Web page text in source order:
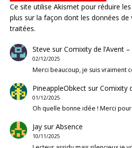
Ce site utilise Akismet pour réduire
plus sur la façon dont les données
traitées.
Steve surComixity de l’Avent
02/12/2025
Merci beaucoup, je suis vraiment
PineappleObkectsurComixity
01/12/2025
Oh quelle bonne idée ! Merci
JaysurAbsence
10/11/2025